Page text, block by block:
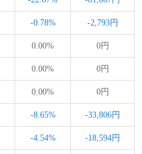
-0.78% -2,793円
0.00% 0円
0.00% 0円
0.00% 0円
-8.65% -33,806円
-4.54% -18,594円